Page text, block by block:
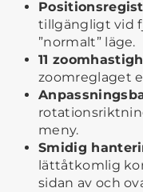
tillgängligt vid
”normalt” läge.
11
zoomreglaget
meny.
Smidig
lättåtkomlig
sidan av och